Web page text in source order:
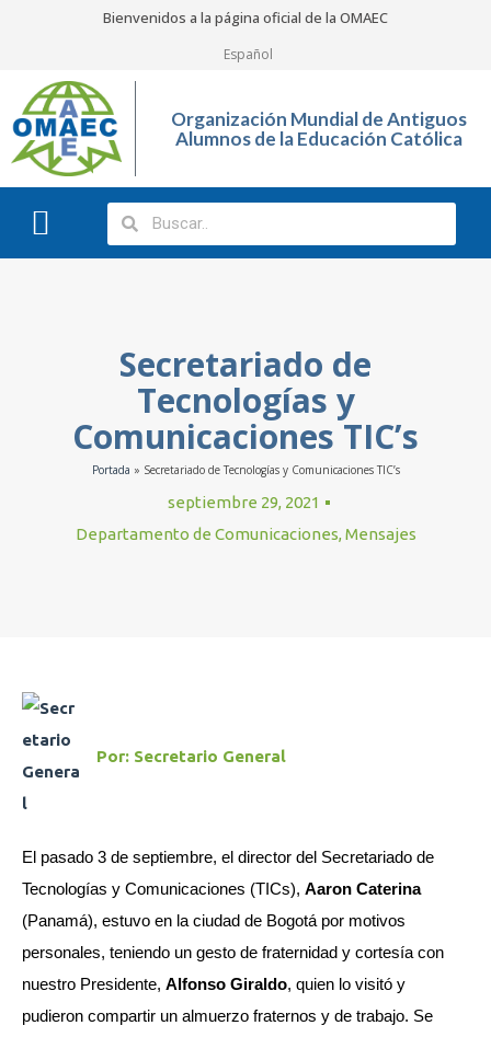
Bienvenidos a la página oficial de la OMAEC
Español
Organización Mundial de Antiguos
Alumnos de la Educación Católica
Secretariado de
Tecnologías y
Comunicaciones TIC’s
Portada » Secretariado de Tecnologías y Comunicaciones TIC’s
septiembre 29, 2021
Departamento de Comunicaciones,Mensajes
Por: Secretario General
El pasado 3 de septiembre, el director del Secretariado de
Tecnologías y Comunicaciones (TICs), Aaron Caterina
(Panamá), estuvo en la ciudad de Bogotá por motivos
personales, teniendo un gesto de fraternidad y cortesía con
nuestro Presidente, Alfonso Giraldo, quien lo visitó y
pudieron compartir un almuerzo fraternos y de trabajo. Se